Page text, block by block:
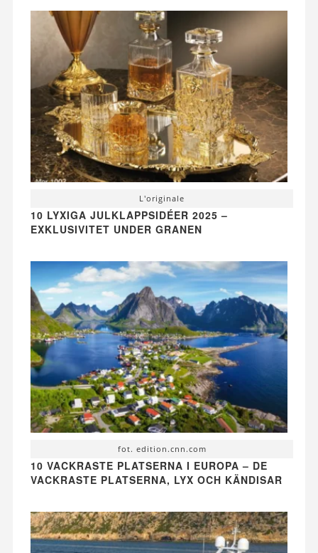
L'originale
10 LYXIGA JULKLAPPSIDÉER 2025 –
EXKLUSIVITET UNDER GRANEN
fot. edition.cnn.com
10 VACKRASTE PLATSERNA I EUROPA – DE
VACKRASTE PLATSERNA, LYX OCH KÄNDISAR